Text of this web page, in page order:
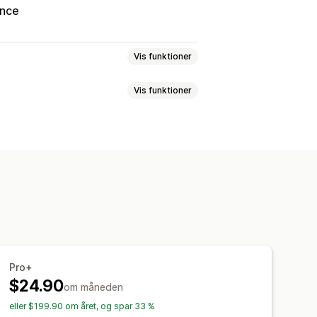
Vis funktioner
Formularbegrænsninger
Vis funktioner
Pro+
$24.90om måneden
eller $199.90 om året, og spar 33 %